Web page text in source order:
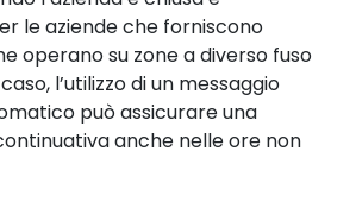
le aziende che forniscono
operano su zone a diverso fuso
l’utilizzo di un messaggio
può assicurare una
anche nelle ore non